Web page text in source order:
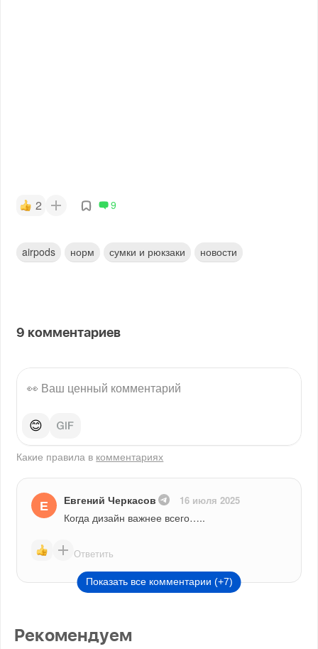
2 9
airpods норм сумки и рюкзаки новости
9 комментариев
😊
Какие правила в комментариях
Е Евгений Черкасов 16 июля 2025
Когда дизайн важнее всего…..
Ответить
Показать все комментарии (+7)
Рекомендуем